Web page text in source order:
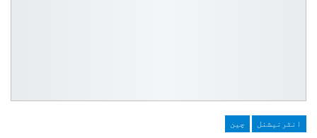
انٹرنیشنل چین